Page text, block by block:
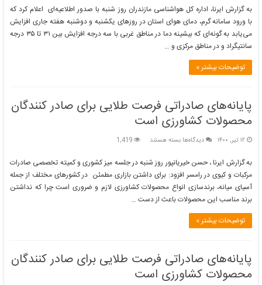
مازندران
نسبت
به
بروز
آتش
به گزارش ایرنا، اداره کل هواشناسی مازندران روز شنبه با صدور اطلاعیه‌ای اعلام کرد که
با ورود سامانه گرم، دمای هوای استان در روزهای یکشنبه و دوشنبه هفته جاری افزایش
می‌یابد به گونه‌ای که بیشینه دما در مناطق غربی با سه درجه افزایش بین ۳۱ تا ۳۵ درجه
سانتیگراد و در مناطق مرکزی و …
توضیحات بیشتر »
پایانه‌های صادراتی فرصت طلایی برای صادر کنندگان
محصولات کشاورزی است
۱۲ تیر, ۱۴۰۰ دیدگاه‌هابرای
صادراتی
فرصت
طلایی
برای
صادر
بسته هستند 1,419
به گزارش ایرنا ، حسن خیریانپور روز شنبه در جلسه میز کشوری و کمیته تخصصی صادرات
مرکبات و کیوی در رامسر افزود: برای داشتن بازاری مطمئن در کشورهای مختلف از جمله
آسیای میانه، برندسازی انواع محصولات کشاورزی لازم و ضروری است چرا که نداشتن
برند مناسب این محصولات باعث از دست …
توضیحات بیشتر »
پایانه‌های صادراتی فرصت طلایی برای صادر کنندگان
محصولات کشاورزی است